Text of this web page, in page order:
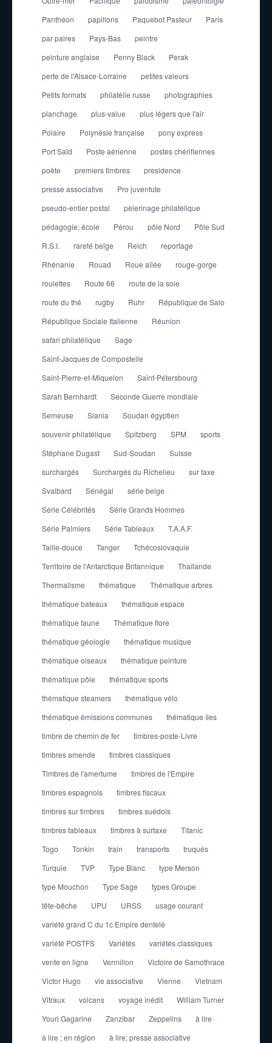
Panthéon
papillons Paquebot Pasteur
Paris
par paires
Pays-Bas
peintre
peinture anglaise
Penny Black
Perak
perte de l'Alsace-Lorraine
petites valeurs
Petits formats
philatélie russe
photographies
planchage
plus-value
plus légers que l'air
Polaire
Polynésie française
pony express
Port Saïd
Poste aérienne
postes chérifiennes
poète
premiers timbres
presidence
presse associative
Pro juventute
pseudo-entier postal
pèlerinage philatélique
pédagogie; école
Pérou pôle Nord
Pôle Sud
R.S.I.
rareté belge Reich
reportage
Rhénanie
Rouad Roue ailée
rouge-gorge
roulettes
Route 66
route de la soie
route du thé
rugby Ruhr
République de Salo
République Sociale Italienne
Réunion
safari philatélique
Sage
Saint-Jacques de Compostelle
Saint-Pierre-et-Miquelon
Saint-Pétersbourg
Sarah Bernhardt
Seconde Guerre mondiale
Semeuse
Slania
Soudan égyptien
souvenir philatélique
Spitzberg SPM
sports
Stéphane Dugast
Sud-Soudan
Suisse
surchargés
Surchargés du Richelieu
sur taxe
Svalbard
Sénégal
série belge
Série Célébrités
Série Grands Hommes
Série Palmiers
Série Tableaux
T.A.A.F.
Taille-douce
Tanger
Tchécoslovaquie
Territoire de l'Antarctique Britannique
Thaïlande
Thermalisme
thématique
Thématique arbres
thématique bateaux
thématique espace
thématique faune
Thématique flore
thématique géologie
thématique musique
thématique oiseaux
thématique peinture
thématique pôle
thématique sports
thématique steamers
thématique vélo
thématique émissions communes
thématique îles
timbre de chemin de fer
timbres-poste-Livre
timbres amende
timbres classiques
Timbres de l'amertume
timbres de l'Empire
timbres espagnols
timbres fiscaux
timbres sur timbres
timbres suédois
timbres tableaux
timbres à surtaxe
Titanic
Togo
Tonkin train transports
truqués
Turquie
TVP Type Blanc
type Merson
type Mouchon
Type Sage
types Groupe
tête-bêche
UPU URSS
usage courant
variété grand C du 1c Empire dentelé
variété POSTFS
Variétés
variétés classiques
vente en ligne
Vermillon
Victoire de Samothrace
Victor Hugo
vie associative Vienne
Vietnam
Vitraux
volcans voyage inédit
William Turner
Youri Gagarine
Zanzibar Zeppelins
à lire
à lire ; en région
à lire; presse associative